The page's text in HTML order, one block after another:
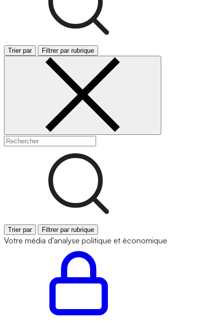
Trier par Filtrer par rubrique
Trier par Filtrer par rubrique
Votre média d'analyse politique et économique